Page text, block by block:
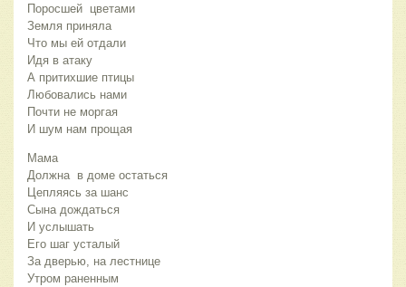
Поросшей цветами
Земля приняла
Что мы ей отдали
Идя в атаку
А притихшие птицы
Любовались нами
Почти не моргая
И шум нам прощая
Мама
Должна в доме остаться
Цепляясь за шанс
Сына дождаться
И услышать
Его шаг усталый
За дверью, на лестнице
Утром раненным